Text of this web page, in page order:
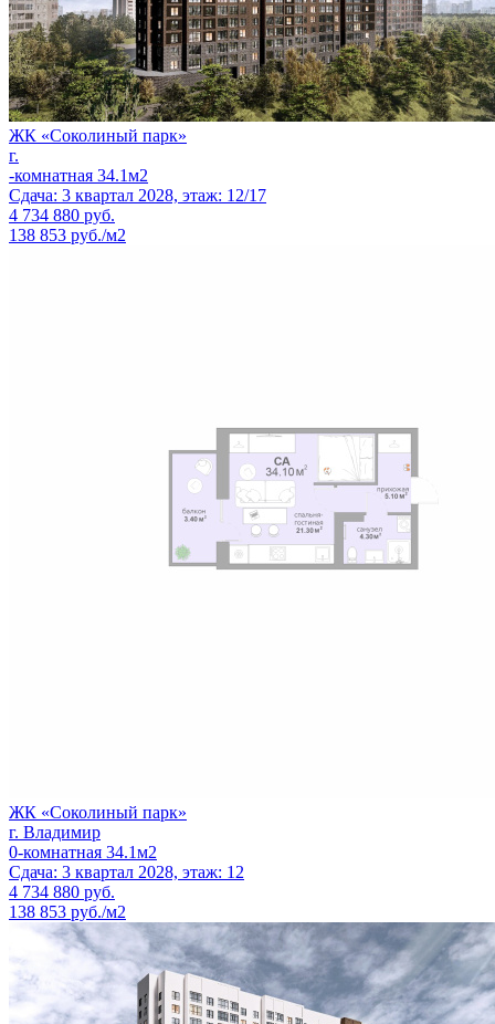
ЖК «Соколиный парк»
г.
-комнатная 34.1м2
Сдача: 3 квартал 2028, этаж: 12/17
4 734 880 руб.
138 853 руб./м2
ЖК «Соколиный парк»
г. Владимир
0-комнатная 34.1м2
Сдача: 3 квартал 2028, этаж: 12
4 734 880 руб.
138 853 руб./м2